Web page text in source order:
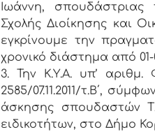
Ιωάννη, σπουδάστριας
Σχολής Διοίκησης και
εγκρίνουμε την
χρονικό διάστημα από 01-
3. Την Κ.Υ.Α. υπ’
2585/07.11.2011/τ.Β΄,
άσκησης σπουδαστών
ειδικοτήτων, στο Δήμο